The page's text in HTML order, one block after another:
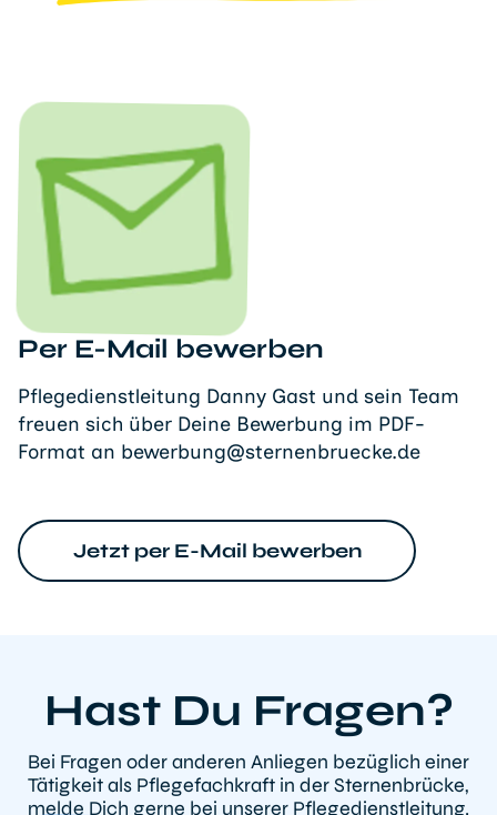
Per E-Mail bewerben
Pflegedienstleitung Danny Gast und sein Team
freuen sich über Deine Bewerbung im PDF-
Format an bewerbung@sternenbruecke.de
Jetzt per E-Mail bewerben
Hast Du Fragen?
Bei Fragen oder anderen Anliegen bezüglich einer
Tätigkeit als Pflegefachkraft in der Sternenbrücke,
melde Dich gerne bei unserer Pflegedienstleitung.